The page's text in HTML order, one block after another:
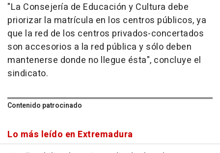
"La Consejería de Educación y Cultura debe
priorizar la matrícula en los centros públicos, ya
que la red de los centros privados-concertados
son accesorios a la red pública y sólo deben
mantenerse donde no llegue ésta", concluye el
sindicato.
Contenido patrocinado
Lo más leído en Extremadura